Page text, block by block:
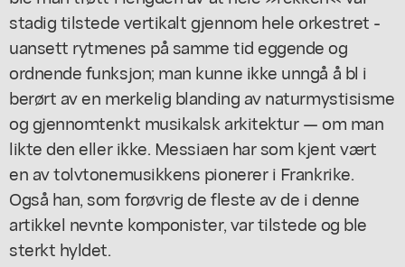
stadig tilstede vertikalt gjennom hele orkestret -
uansett rytmenes på samme tid eggende og
ordnende funksjon; man kunne ikke unngå å bl i
berørt av en merkelig blanding av naturmystisisme
og gjennomtenkt musikalsk arkitektur — om man
likte den eller ikke. Messiaen har som kjent vært
en av tolvtonemusikkens pionerer i Frankrike.
Også han, som forøvrig de fleste av de i denne
artikkel nevnte komponister, var tilstede og ble
sterkt hyldet.